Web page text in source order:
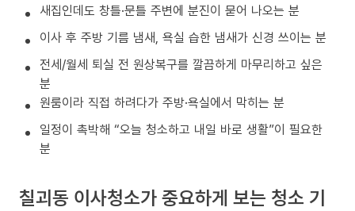
새집인데도 창틀·문틀 주변에 분진이 묻어 나오는 분
이사 후 주방 기름 냄새, 욕실 습한 냄새가 신경 쓰이는 분
전세/월세 퇴실 전 원상복구를 깔끔하게 마무리하고 싶은
분
원룸이라 직접 하려다가 주방·욕실에서 막히는 분
일정이 촉박해 “오늘 청소하고 내일 바로 생활”이 필요한
분
칠괴동 이사청소가 중요하게 보는 청소 기